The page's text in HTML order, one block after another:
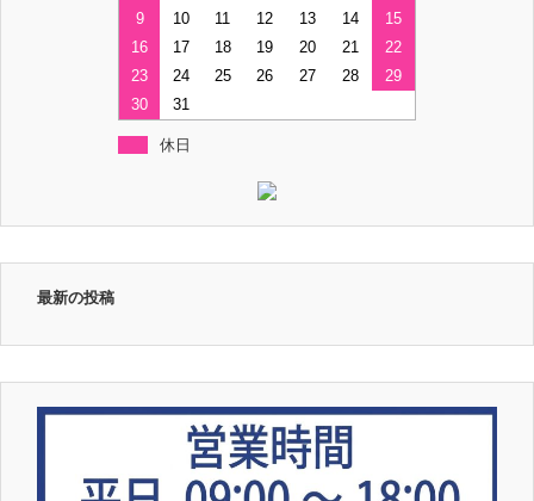
9
10 11 12 13 14
15
16
17 18 19 20 21
22
23
24 25 26 27 28
29
30
31
休日
最新の投稿